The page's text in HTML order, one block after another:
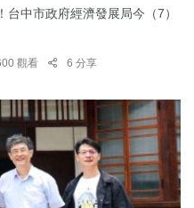
中市政府經濟發展局今（7）
觀看 6 分享